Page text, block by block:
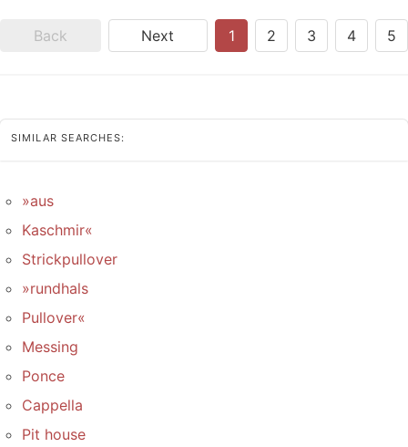
Back Next 1 2 3 4 5
SIMILAR SEARCHES:
»aus
Kaschmir«
Strickpullover
»rundhals
Pullover«
Messing
Ponce
Cappella
Pit house